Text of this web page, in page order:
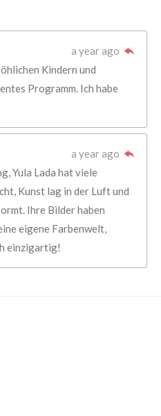
a year ago
Kindern und
Programm. Ich habe
a year ago
Yula Lada hat viele
Kunst lag in der Luft und
Ihre Bilder haben
eigene Farbenwelt,
einzigartig!